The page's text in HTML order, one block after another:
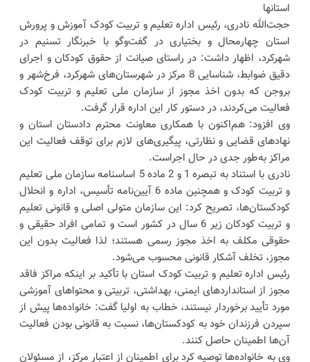
استانها
حجت‌الله نادری، رئیس اداره تعلیم و تربیت کودک آموزش و پرورش
استان چهارمحال و بختیاری در گفت‌وگو با خبرنگار تسنیم در
شهرکرد، اظهار داشت: در راستای صیانت از حقوق کودکان و اجرای
دقیق ضوابط، شناسایی 8 مرکز در شهرستان‌های شهرکرد، فرخ‌شهر و
بروجن که بدون اخذ مجوز از سازمان ملی تعلیم و تربیت کودک
فعالیت می‌کردند، در دستور کار این اداره قرار گرفت.
وی افزود: هم‌اکنون با همکاری معاونت محترم دادستان استان و
نهادهای قضایی و نظارتی، پیگیری‌های لازم برای توقف فعالیت این
مراکز به‌طور جدی در حال اجراست.
نادری با استناد به تبصره 1 و 2 ماده 5 اساسنامه سازمان ملی تعلیم
و تربیت کودک و همچنین ماده 6 آیین‌نامه تأسیس، اداره و انحلال
کودکستان‌ها، تصریح کرد: این سازمان متولی اصلی و قانونی تعلیم
و تربیت کودکان زیر 6 سال در کشور است و تمامی افراد حقیقی و
حقوقی مکلف به اخذ مجوز رسمی هستند؛ لذا فعالیت بدون این
مجوز، تخلف آشکار قانونی محسوب می‌شود.
رئیس اداره تعلیم و تربیت کودک استان با تأکید بر اینکه مراکز فاقد
مجوز از استانداردهای ایمنی، بهداشتی، تربیتی و محتواهای آموزشی
مورد تأیید برخوردار نیستند، خطاب به اولیا گفت: خانواده‌ها پیش از
سپردن فرزندان خود به کودکستان‌ها، نسبت به قانونی بودن فعالیت
آن‌ها اطمینان حاصل کنند.
وی به خانواده‌ها توصیه کرد برای اطمینان از اعتبار مرکز، از مسئولان